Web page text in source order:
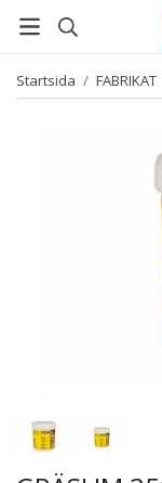
Startsida / FABRIKAT